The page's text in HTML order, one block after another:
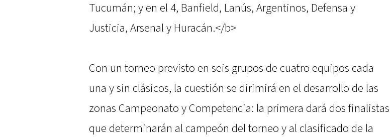
Tucumán; y en el 4, Banfield, Lanús, Argentinos, Defensa y
Justicia, Arsenal y Huracán.</b>
Con un torneo previsto en seis grupos de cuatro equipos cada
una y sin clásicos, la cuestión se dirimirá en el desarrollo de las
zonas Campeonato y Competencia: la primera dará dos finalistas
que determinarán al campeón del torneo y al clasificado de la